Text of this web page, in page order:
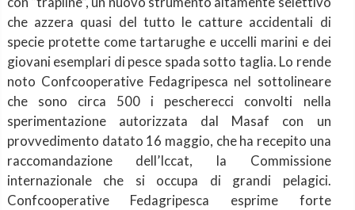
che azzera quasi del tutto le catture accidentali di
specie protette come tartarughe e uccelli marini e dei
giovani esemplari di pesce spada sotto taglia. Lo rende
noto Confcooperative Fedagripesca nel sottolineare
che sono circa 500 i pescherecci convolti nella
sperimentazione autorizzata dal Masaf con un
provvedimento datato 16 maggio, che ha recepito una
raccomandazione dell’Iccat, la Commissione
internazionale che si occupa di grandi pelagici.
Confcooperative Fedagripesca esprime forte